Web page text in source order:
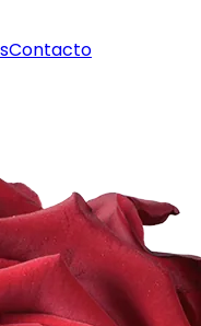
Contacto